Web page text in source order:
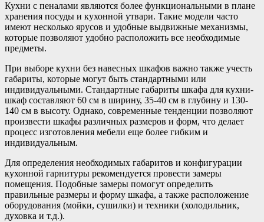
Кухни с пеналами являются более функциональными в плане
хранения посуды и кухонной утвари. Такие модели часто
имеют несколько ярусов и удобные выдвижные механизмы,
которые позволяют удобно расположить все необходимые
предметы.
При выборе кухни без навесных шкафов важно также учесть
габариты, которые могут быть стандартными или
индивидуальными. Стандартные габариты шкафа для кухни-
шкаф составляют 60 см в ширину, 35-40 см в глубину и 130-
140 см в высоту. Однако, современные тенденции позволяют
произвести шкафы различных размеров и форм, что делает
процесс изготовления мебели еще более гибким и
индивидуальным.
Для определения необходимых габаритов и конфигурации
кухонной гарнитуры рекомендуется провести замеры
помещения. Подобные замеры помогут определить
правильные размеры и форму шкафа, а также расположение
оборудования (мойки, сушилки) и техники (холодильник,
духовка и т.д.).